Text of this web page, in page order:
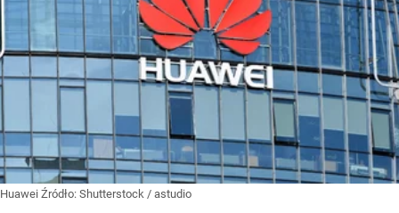
Huawei Źródło: Shutterstock / astudio